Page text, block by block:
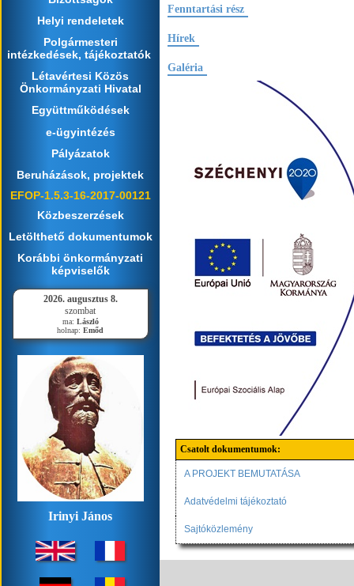
Helyi rendeletek
Polgármesteri
intézkedések, tájékoztatók
Létavértesi Közös
Önkormányzati Hivatal
Együttműködések
e-ügyintézés
Pályázatok
Beruházások, projektek
EFOP-1.5.3-16-2017-00121
Közbeszerzések
Letölthető dokumentumok
Korábbi önkormányzati
képviselők
2026. augusztus 8.
szombat
ma: László
holnap:Emőd
Irinyi János
Fenntartási rész
Hírek
Galéria
Csatolt dokumentumok:
A PROJEKT BEMUTATÁSA
Adatvédelmi tájékoztató
Sajtóközlemény